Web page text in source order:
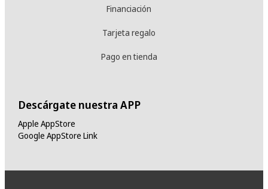
Financiación
Tarjeta regalo
Pago en tienda
Descárgate nuestra APP
Apple AppStore
Google AppStore Link